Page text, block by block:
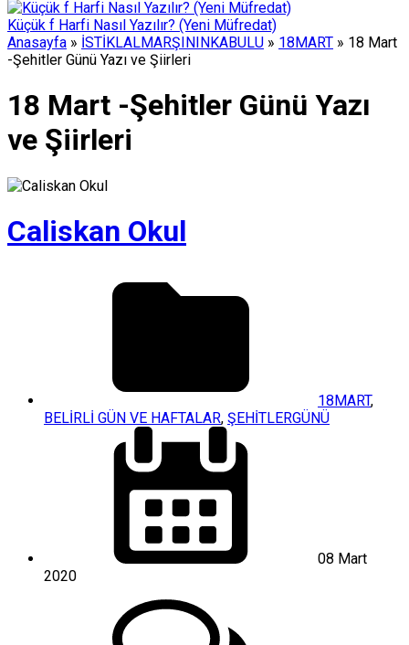
Küçük f Harfi Nasıl Yazılır? (Yeni Müfredat)
Anasayfa » İSTİKLALMARŞININKABULU » 18MART » 18 Mart
-Şehitler Günü Yazı ve Şiirleri
18 Mart -Şehitler Günü Yazı
ve Şiirleri
Caliskan Okul
18MART,
BELİRLİ GÜN VE HAFTALAR, ŞEHİTLERGÜNÜ
08 Mart
2020